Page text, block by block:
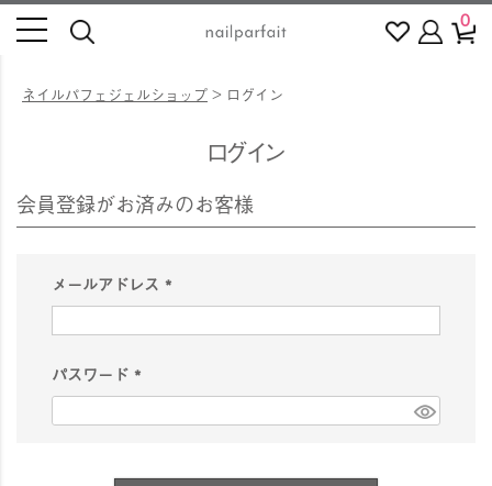
0
ネイルパフェジェルショップ ログイン
ログイン
会員登録がお済みのお客様
メールアドレス
(
必
パスワード
(
必